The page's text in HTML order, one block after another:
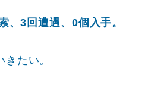
、3回遭遇、0個入手。
たい。